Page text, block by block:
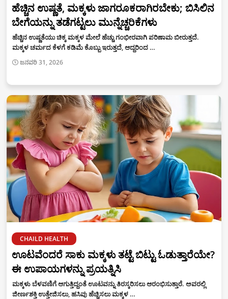
ಹೆಚ್ಚಿನ ಉಷ್ಣತೆ, ಮಕ್ಕಳು ಜಾಗರೂಕರಾಗಿರಬೇಕು; ಬಿಸಿಲಿನ
ಬೇಗೆಯನ್ನು ತಡೆಗಟ್ಟಲು ಮುನ್ನೆಚ್ಚರಿಕೆಗಳು
ಹೆಚ್ಚಿನ ಉಷ್ಣತೆಯು ಚಿಕ್ಕ ಮಕ್ಕಳ ಮೇಲೆ ಹೆಚ್ಚು ಗಂಭೀರವಾಗಿ ಪರಿಣಾಮ ಬೀರುತ್ತದೆ.
ಮಕ್ಕಳ ಚರ್ಮದ ಕೆಳಗೆ ಕಡಿಮೆ ಕೊಬ್ಬು ಇರುತ್ತದೆ, ಆದ್ದರಿಂದ …
ಜನವರಿ 31, 2026
CHAILD HEALTH
ಊಟವೆಂದರೆ ಸಾಕು ಮಕ್ಕಳು ತಟ್ಟೆ ಬಿಟ್ಟು ಓಡುತ್ತಾರೆಯೇ?
ಈ ಉಪಾಯಗಳನ್ನು ಪ್ರಯತ್ನಿಸಿ
ಮಕ್ಕಳು ಬೆಳವಣಿಗೆ ಆಗುತ್ತಿದ್ದಂತೆ ಊಟವನ್ನು ತಿರಸ್ಕರಿಸಲು ಆರಂಭಿಸುತ್ತಾರೆ. ಅವರಲ್ಲಿ
ಜೀರ್ಣಶಕ್ತಿ ಉತ್ತೇಜಿಸಲು, ಹಸಿವು ಹೆಚ್ಚಿಸಲು ಮಕ್ಕಳ …